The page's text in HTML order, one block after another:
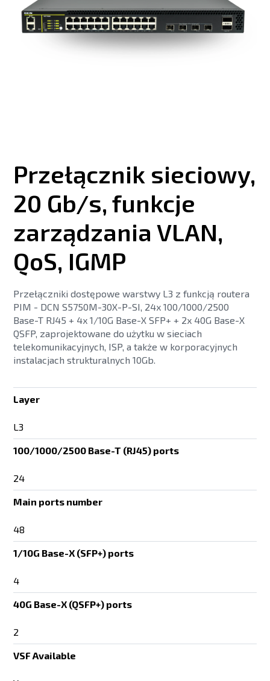
Przełącznik sieciowy,
20 Gb/s, funkcje
zarządzania VLAN,
QoS, IGMP
Przełączniki dostępowe warstwy L3 z funkcją routera
PIM - DCN S5750M-30X-P-SI, 24x 100/1000/2500
Base-T RJ45 + 4x 1/10G Base-X SFP+ + 2x 40G Base-X
QSFP, zaprojektowane do użytku w sieciach
telekomunikacyjnych, ISP, a także w korporacyjnych
instalacjach strukturalnych 10Gb.
Layer
L3
100/1000/2500 Base-T (RJ45) ports
24
Main ports number
48
1/10G Base-X (SFP+) ports
4
40G Base-X (QSFP+) ports
2
VSF Available